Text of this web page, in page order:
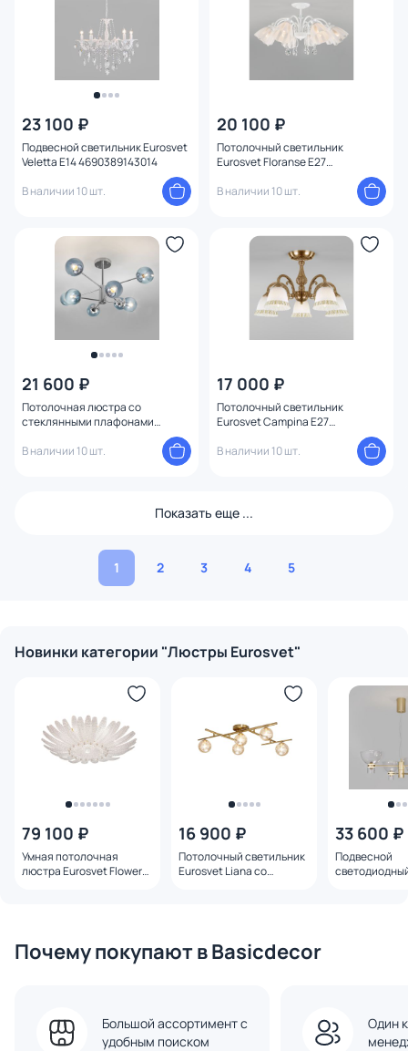
23 100 ₽
Подвесной светильник Eurosvet
Veletta E14 4690389143014
В наличии 10 шт.
20 100 ₽
Потолочный светильник
Eurosvet Floranse E27
В наличии 10 шт.
21 600 ₽
Потолочная люстра со
стеклянными плафонами
Eurosvet Ascot 30166/8 хром
В наличии 10 шт.
17 000 ₽
Потолочный светильник
Eurosvet Campina E27
В наличии 10 шт.
Показать еще ...
1 2 3 4 5
Новинки категории "Люстры Eurosvet"
79 100 ₽
Умная потолочная
люстра Eurosvet Flowers
16 900 ₽
Потолочный светильник
Eurosvet Liana со
33 600 ₽
Подвесной
Почему покупают в Basicdecor
Большой ассортимент с
удобным поиском
Один